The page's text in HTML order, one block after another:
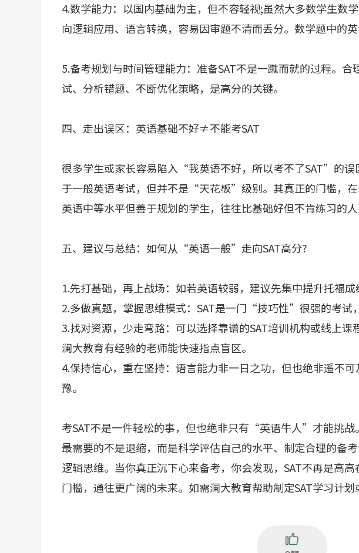
4.数学能力：以国内基础为主，但不容轻视;虽然大多数学生数
向逻辑应用、语言转换，容易因审题不清而丢分。数学题中的
5.备考规划与时间管理能力：准备SAT不是一蹴而就的过程。
试、分析错题、不断优化策略，是高分的关键。
四、走出误区：英语基础不好≠不能考SAT
很多学生或家长容易陷入“我英语不好，所以考不了SAT”的误
于一般英语考试，但并不是“天花板”级别。其真正的门槛，
英语中等水平但善于规划的学生，往往比基础好但不肯练习的人
五、建议与总结：如何从“英语一般”走向SAT高分?
1.先打基础，再上战场：如若英语较弱，建议先集中提升托福成
2.多做真题，掌握思维模式：SAT是一门“技巧性”很强的考试
3.找对资源，少走弯路：可以选择靠谱的SAT培训机构或线上课
澜大教育有经验的老师能快速指点盲区。
4.保持信心，重在坚持：语言能力非一日之功，但也绝非遥不
豫。
考SAT不是一件轻松的事，但也绝非只有“英语牛人”才能挑战
最需要的不是退缩，而是科学评估自己的水平、制定合理的备
逻辑思维。当你真正沉下心来备考，你会发现，SAT不再是高
门槛，通往更广阔的未来。如需澜大教育帮助制定SAT学习计划